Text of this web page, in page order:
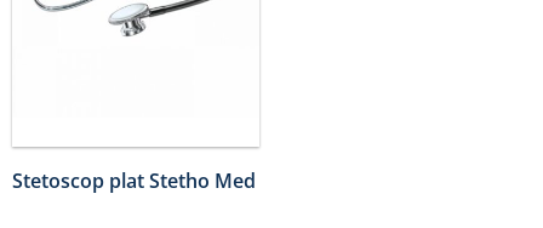
Stetoscop plat Stetho Med